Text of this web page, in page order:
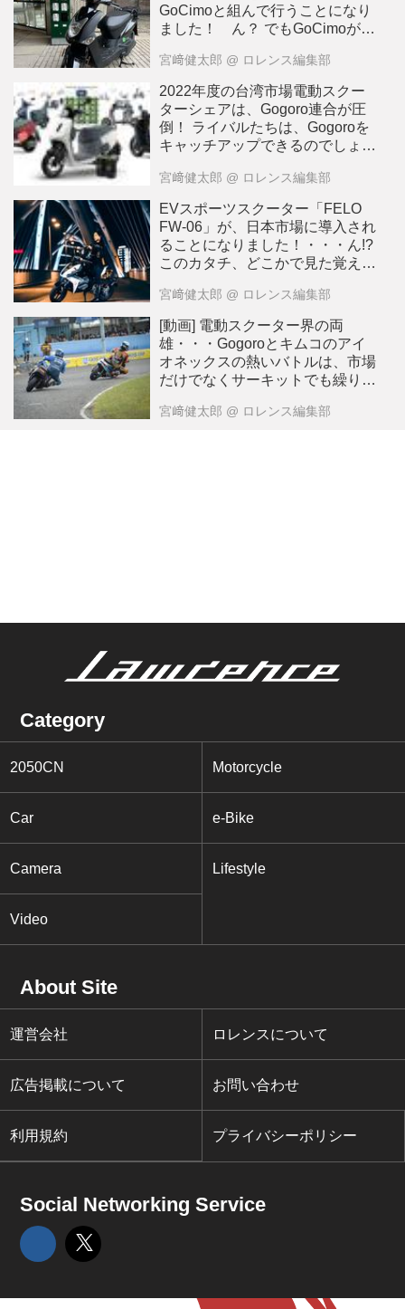
GoCimoと組んで行うことになり
ました！ ん？ でもGoCimoが以
的に、これはOKなの？
宮﨑健太郎 @ ロレンス編集部
2022年度の台湾市場電動スクー
ターシェアは、Gogoro連合が圧
倒！ ライバルたちは、Gogoroを
キャッチアップできるのでしょう
宮﨑健太郎 @ ロレンス編集部
EVスポーツスクーター「FELO
FW-06」が、日本市場に導入され
ることになりました！・・・ん!?
このカタチ、どこかで見た覚えが
宮﨑健太郎 @ ロレンス編集部
[動画] 電動スクーター界の両
雄・・・Gogoroとキムコのアイ
オネックスの熱いバトルは、市場
だけでなくサーキットでも繰り広
宮﨑健太郎 @ ロレンス編集部
Category
2050CN Motorcycle
Car e-Bike
Camera Lifestyle
Video
About Site
運営会社 ロレンスについて
広告掲載について お問い合わせ
利用規約 プライバシーポリシー
Social Networking Service